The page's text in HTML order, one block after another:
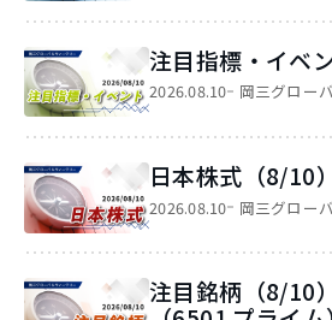
2026.08.10
注目指標・イベ
岡三グロー
2026.08.10
日本株式（8/10）
岡三グロー
注目銘柄（8/10